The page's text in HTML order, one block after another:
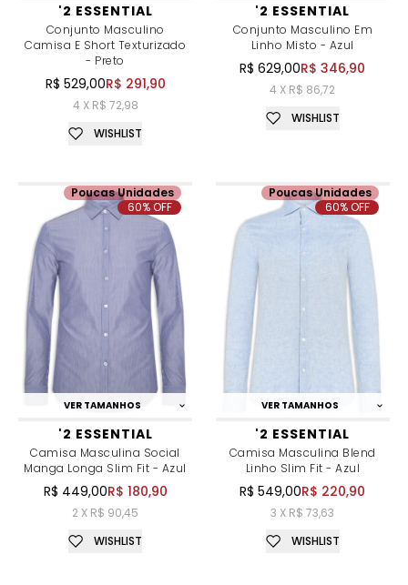
'2 ESSENTIAL
Conjunto Masculino
Camisa E Short Texturizado
- Preto
R$ 529,00R$ 291,90
4 X R$ 72,98
WISHLIST
'2 ESSENTIAL
Conjunto Masculino Em
Linho Misto - Azul
R$ 629,00R$ 346,90
4 X R$ 86,72
WISHLIST
VER TAMANHOS
'2 ESSENTIAL
Camisa Masculina Social
Manga Longa Slim Fit - Azul
R$ 449,00R$ 180,90
2 X R$ 90,45
Poucas Unidades
60% OFF
WISHLIST
VER TAMANHOS
'2 ESSENTIAL
Camisa Masculina Blend
Linho Slim Fit - Azul
R$ 549,00R$ 220,90
3 X R$ 73,63
Poucas Unidades
60% OFF
WISHLIST